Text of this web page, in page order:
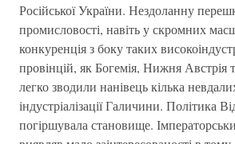
Російської України. Нездоланну
промисловості, навіть у скромних
конкуренція з боку таких
провінцій, як Богемія, Нижня Австрія
легко зводили нанівець кілька
індустріалізації Галичини. Політика
погіршувала становище.